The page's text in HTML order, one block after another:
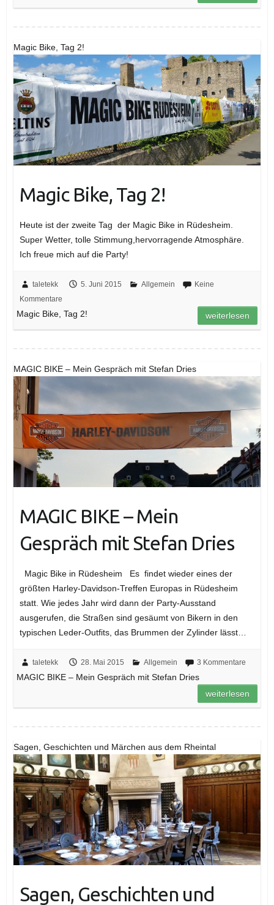
Magic Bike, Tag 2!
Magic Bike, Tag 2!
Heute ist der zweite Tag der Magic Bike in Rüdesheim.
Super Wetter, tolle Stimmung,hervorragende Atmosphäre.
Ich freue mich auf die Party!
taletekk 5. Juni 2015 Allgemein
Keine
Kommentare
Magic Bike, Tag 2! weiterlesen
MAGIC BIKE – Mein Gespräch mit Stefan Dries
MAGIC BIKE – Mein
Gespräch mit Stefan Dries
Magic Bike in Rüdesheim Es findet wieder eines der
größten Harley-Davidson-Treffen Europas in Rüdesheim
statt. Wie jedes Jahr wird dann der Party-Ausstand
ausgerufen, die Straßen sind gesäumt von Bikern in den
typischen Leder-Outfits, das Brummen der Zylinder lässt…
taletekk 28. Mai 2015 Allgemein 3 Kommentare
MAGIC BIKE – Mein Gespräch mit Stefan Dries
weiterlesen
Sagen, Geschichten und Märchen aus dem Rheintal
Sagen, Geschichten und